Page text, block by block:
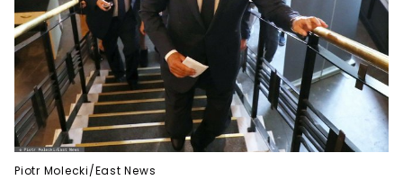
Piotr Molecki/East News